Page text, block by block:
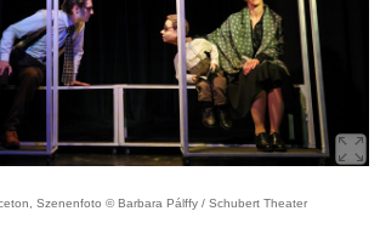
Szenenfoto © Barbara Pálffy / Schubert Theater